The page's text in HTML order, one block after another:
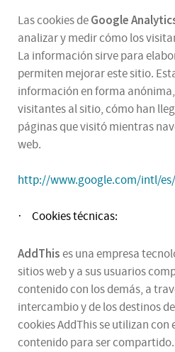
Las cookies deGoogle
analizar y medir cómo los
La información sirve para
permiten mejorar este sitio.
información en forma
visitantes al sitio, cómo han
páginas que visitó mientras
web.
http://www.google.com/intl/
· Cookies técnicas:
AddThises una empresa
sitios web y a sus usuarios
contenido con los demás, a
intercambio y de los destinos
cookies AddThis se utilizan con
contenido para ser